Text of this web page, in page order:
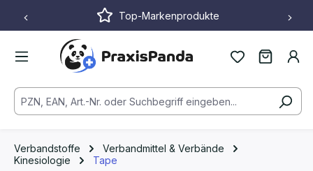
Zum Hauptinhalt springenTop-Markenprodukte
Verbandstoffe
Verbandmittel & Verbände
Kinesiologie
Tape